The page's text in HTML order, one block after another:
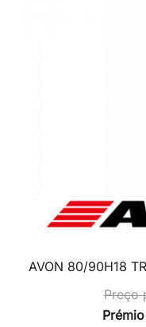
AVON 80/90H18
Preço